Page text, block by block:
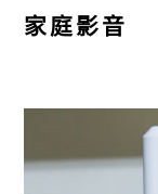
家庭影音